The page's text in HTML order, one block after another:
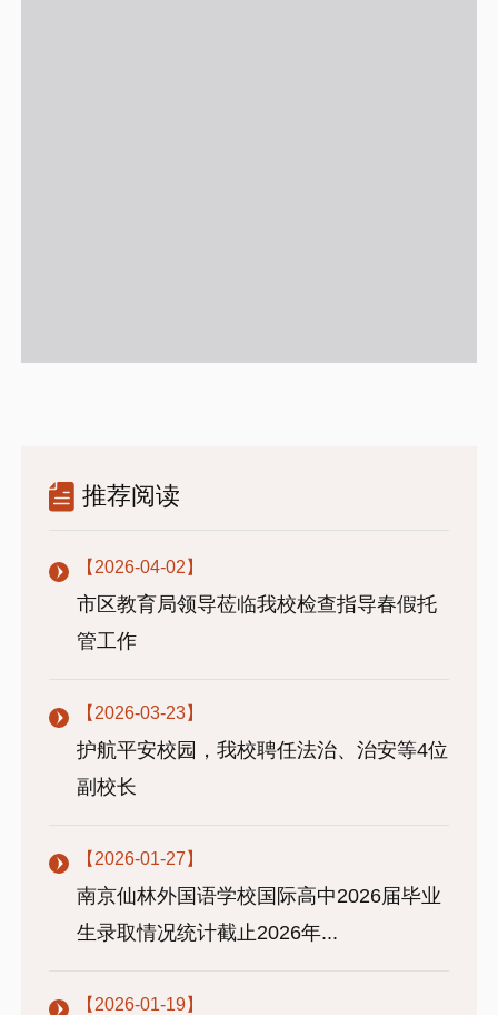
推荐阅读
【2026-04-02】
市区教育局领导莅临我校检查指导春假托
管工作
【2026-03-23】
护航平安校园，我校聘任法治、治安等4位
副校长
【2026-01-27】
南京仙林外国语学校国际高中2026届毕业
生录取情况统计截止2026年...
【2026-01-19】